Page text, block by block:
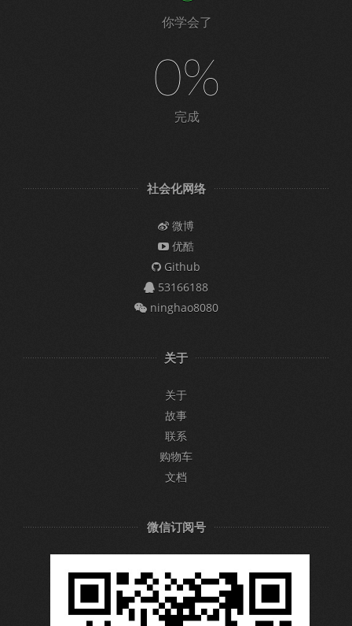
你学会了
0%
完成
社会化网络
微博
优酷
Github
53166188
ninghao8080
关于
关于
故事
联系
购物车
文档
微信订阅号